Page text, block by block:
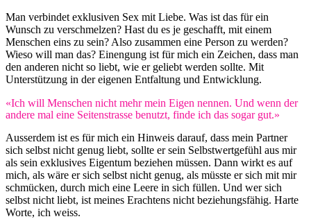
Man verbindet exklusiven Sex mit Liebe. Was ist das für ein
Wunsch zu verschmelzen? Hast du es je geschafft, mit einem
Menschen eins zu sein? Also zusammen eine Person zu werden?
Wieso will man das? Einengung ist für mich ein Zeichen, dass man
den anderen nicht so liebt, wie er geliebt werden sollte. Mit
Unterstützung in der eigenen Entfaltung und Entwicklung.
«Ich will Menschen nicht mehr mein Eigen nennen. Und wenn der
andere mal eine Seitenstrasse benutzt, finde ich das sogar gut.»
Ausserdem ist es für mich ein Hinweis darauf, dass mein Partner
sich selbst nicht genug liebt, sollte er sein Selbstwertgefühl aus mir
als sein exklusives Eigentum beziehen müssen. Dann wirkt es auf
mich, als wäre er sich selbst nicht genug, als müsste er sich mit mir
schmücken, durch mich eine Leere in sich füllen. Und wer sich
selbst nicht liebt, ist meines Erachtens nicht beziehungsfähig. Harte
Worte, ich weiss.